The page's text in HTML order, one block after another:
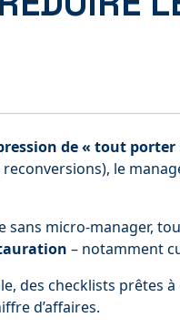
de « tout porter
le
sans micro-manager,
– notamment
des checklists prêtes
d’affaires.